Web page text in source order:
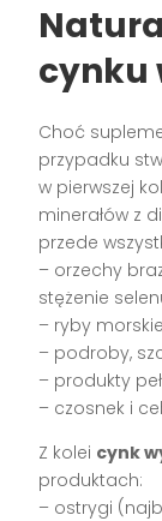
cynku
Choć
przypadku
w pierwszej
minerałów z
przede
– orzechy
stężenie
– ryby
– podroby,
– produkty
– czosnek i
Z kolei cynk
produktach:
– ostrygi